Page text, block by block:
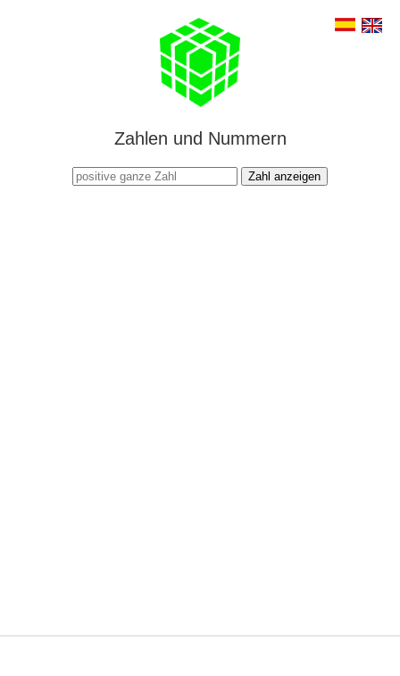
Zahlen und Nummern
Zahl anzeigen